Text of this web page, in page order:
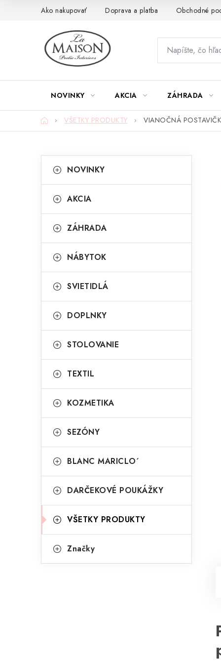
Ako nakupovať Doprava a platba Obchodné
NOVINKY AKCIA ZÁHRADA
DomovVŠETKY PRODUKTY VIANOČNÁ
o
n
ý
a
n
l
kategórie
a
e
ó
i
NOVINKY
AKCIA
ZÁHRADA
NÁBYTOK
SVIETIDLÁ
DOPLNKY
STOLOVANIE
TEXTIL
KOZMETIKA
SEZÓNY
BLANC MARICLO´
DARČEKOVÉ POUKÁŽKY
VŠETKY PRODUKTY
Značky